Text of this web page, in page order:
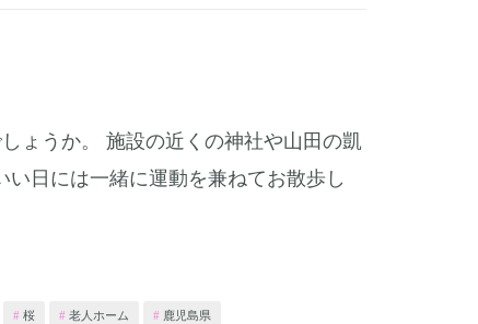
ょうか。 施設の近くの神社や山田の凱
日には一緒に運動を兼ねてお散歩し
桜 老人ホーム 鹿児島県